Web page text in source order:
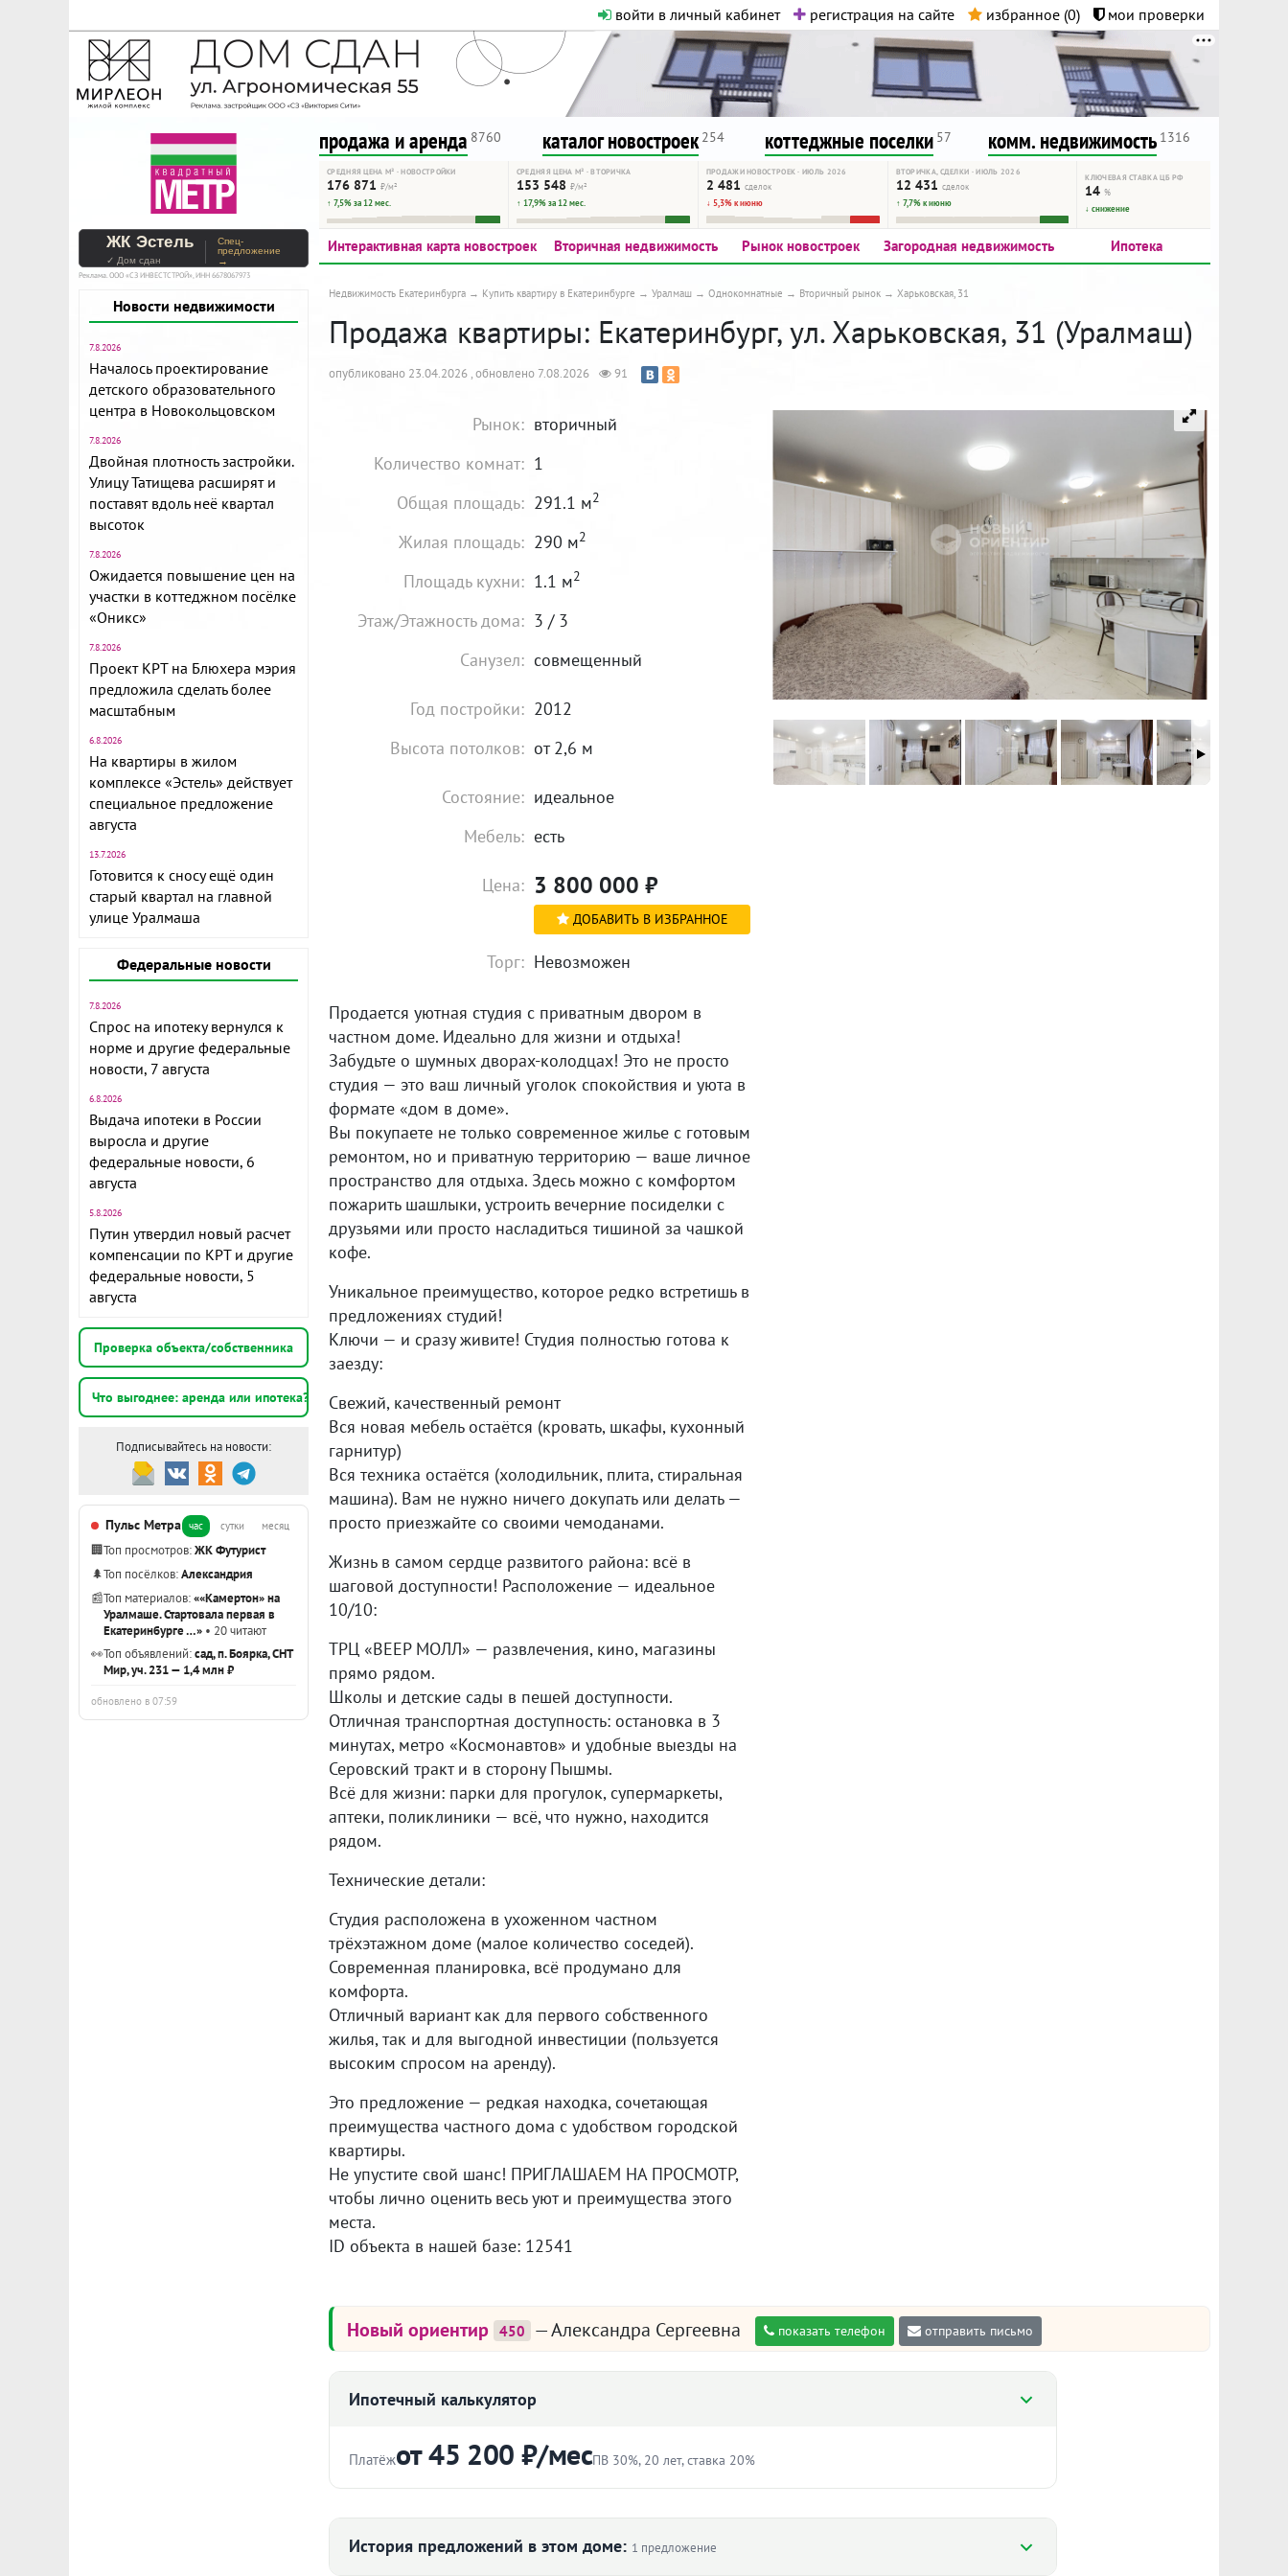
войти в личный кабинет регистрация на сайте избранное (0) мои проверки
На Метре реклама - только нормальная. Никакого шок-контента.
Помогайте независимому ресурсу, как он помогает вам. Удачи!
продажа и аренда 8760 каталог новостроек 254 коттеджные поселки 57 комм. недвижимость 1316
СРЕДНЯЯ ЦЕНА М² · НОВОСТРОЙКИ
176 871 ₽/м²
↑ 7,5% за 12 мес.
СРЕДНЯЯ ЦЕНА М² · ВТОРИЧКА
153 548 ₽/м²
↑ 17,9% за 12 мес.
ПРОДАЖИ НОВОСТРОЕК · ИЮЛЬ 2026
2 481 сделок
↓ 5,3% к июню
ВТОРИЧКА, СДЕЛКИ · ИЮЛЬ 2026
12 431 сделок
↑ 7,7% к июню
КЛЮЧЕВАЯ СТАВКА ЦБ РФ
14%
↓ снижение
ЖК Эстель
✓ Дом сдан
Спец-
предложение
→
Реклама. ООО «СЗ ИНВЕСТСТРОЙ», ИНН 6678067973
Новости недвижимости
7.8.2026
Началось проектирование
детского образовательного
центра в Новокольцовском
7.8.2026
Двойная плотность застройки.
Улицу Татищева расширят и
поставят вдоль неё квартал
высоток
7.8.2026
Ожидается повышение цен на
участки в коттеджном посёлке
«Оникс»
7.8.2026
Проект КРТ на Блюхера мэрия
предложила сделать более
масштабным
6.8.2026
На квартиры в жилом
комплексе «Эстель» действует
специальное предложение
августа
13.7.2026
Готовится к сносу ещё один
старый квартал на главной
улице Уралмаша
Федеральные новости
7.8.2026
Спрос на ипотеку вернулся к
норме и другие федеральные
новости, 7 августа
6.8.2026
Выдача ипотеки в России
выросла и другие
федеральные новости, 6
августа
5.8.2026
Путин утвердил новый расчет
компенсации по КРТ и другие
федеральные новости, 5
августа
Проверка объекта/собственника
Что выгоднее: аренда или ипотека?
Подписывайтесь на новости:
Пульс Метра час сутки месяц
🏢Топ просмотров:ЖК Футурист
🌲Топ посёлков:Александрия
📰Топ материалов:««Камертон» на
Уралмаше. Стартовала первая в
Екатеринбурге …» • 20 читают
👀Топ объявлений:сад, п. Боярка, СНТ
Мир, уч. 231 — 1,4 млн ₽
обновлено в 07:59
Интерактивная карта новостроек Вторичная недвижимость Рынок новостроек Загородная недвижимость Ипотека
Недвижимость Екатеринбурга Купить квартиру в Екатеринбурге Уралмаш Однокомнатные Вторичный рынок Харьковская, 31
Продажа квартиры: Екатеринбург, ул. Харьковская, 31 (Уралмаш)
опубликовано 23.04.2026 , обновлено 7.08.2026 91
Рынок: вторичный
Количество комнат: 1
Общая площадь: 291.1 м2
Жилая площадь: 290 м2
Площадь кухни: 1.1 м2
Этаж/Этажность дома: 3 / 3
Санузел: совмещенный
Год постройки: 2012
Высота потолков: от 2,6 м
Состояние: идеальное
Мебель: есть
Цена: 3 800 000 ₽
ДОБАВИТЬ В ИЗБРАННОЕ
Торг: Невозможен
Продается уютная студия с приватным двором в
частном доме. Идеально для жизни и отдыха!
Забудьте о шумных дворах-колодцах! Это не просто
студия — это ваш личный уголок спокойствия и уюта в
формате «дом в доме».
Вы покупаете не только современное жилье с готовым
ремонтом, но и приватную территорию — ваше личное
пространство для отдыха. Здесь можно с комфортом
пожарить шашлыки, устроить вечерние посиделки с
друзьями или просто насладиться тишиной за чашкой
кофе.
Уникальное преимущество, которое редко встретишь в
предложениях студий!
Ключи — и сразу живите! Студия полностью готова к
заезду:
Свежий, качественный ремонт
Вся новая мебель остаётся (кровать, шкафы, кухонный
гарнитур)
Вся техника остаётся (холодильник, плита, стиральная
машина). Вам не нужно ничего докупать или делать —
просто приезжайте со своими чемоданами.
Жизнь в самом сердце развитого района: всё в
шаговой доступности! Расположение — идеальное
10/10:
ТРЦ «ВЕЕР МОЛЛ» — развлечения, кино, магазины
прямо рядом.
Школы и детские сады в пешей доступности.
Отличная транспортная доступность: остановка в 3
минутах, метро «Космонавтов» и удобные выезды на
Серовский тракт и в сторону Пышмы.
Всё для жизни: парки для прогулок, супермаркеты,
аптеки, поликлиники — всё, что нужно, находится
рядом.
Технические детали:
Студия расположена в ухоженном частном
трёхэтажном доме (малое количество соседей).
Современная планировка, всё продумано для
комфорта.
Отличный вариант как для первого собственного
жилья, так и для выгодной инвестиции (пользуется
высоким спросом на аренду).
Это предложение — редкая находка, сочетающая
преимущества частного дома с удобством городской
квартиры.
Не упустите свой шанс! ПРИГЛАШАЕМ НА ПРОСМОТР,
чтобы лично оценить весь уют и преимущества этого
места.
ID объекта в нашей базе: 12541
Новый ориентир 450 — Александра Сергеевна показать телефон отправить письмо
Ипотечный калькулятор
Платёжот 45 200 ₽/месПВ 30%, 20 лет, ставка 20%
%
История предложений в этом доме: 1 предложение